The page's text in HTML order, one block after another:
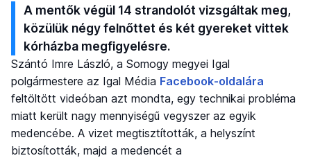
A mentők végül 14 strandolót vizsgáltak meg,
közülük négy felnőttet és két gyereket vittek
kórházba megfigyelésre.
Szántó Imre László, a Somogy megyei Igal
polgármestere az Igal Média Facebook-oldalára
feltöltött videóban azt mondta, egy technikai probléma
miatt került nagy mennyiségű vegyszer az egyik
medencébe. A vizet megtisztították, a helyszínt
biztosították, majd a medencét a